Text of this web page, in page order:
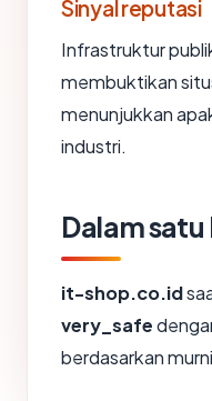
Sinyal reputasi
Infrastruktur
membuktikan
menunjukkan
industri.
Dalam
it-shop.co.id
very_safe
berdasarkan